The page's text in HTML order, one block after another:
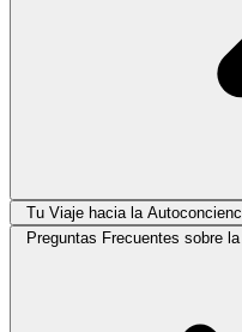
Tu Viaje hacia la
Preguntas Frecuentes sobre